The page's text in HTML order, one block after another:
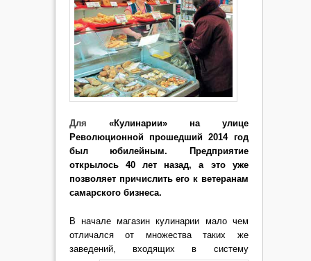
Для «Кулинарии» на улице
Революционной прошедший 2014 год
был юбилейным. Предприятие
открылось 40 лет назад, а это уже
позволяет причислить его к ветеранам
самарского бизнеса.
В начале магазин кулинарии мало чем
отличался от множества таких же
заведений, входящих в систему